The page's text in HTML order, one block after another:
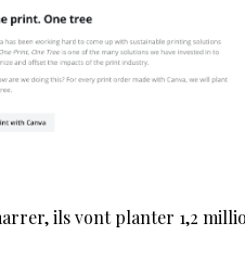
ils vont planter 1,2